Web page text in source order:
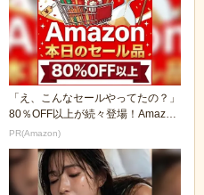
「え、こんなセールやってたの？」
80％OFF以上が続々登場！Amazon
の本気が...
PR(Amazon)